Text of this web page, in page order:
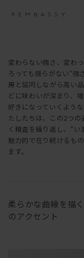
変わらない強さ、変わ
ろっても揺らがない“強
房と協同しながら高い
どに味わいが深まり、
好きになっていくよう
たしたちは、この2つ
く精査を繰り返し、“い
魅力的で在り続けるも
ます。
柔らかな曲線を描
のアクセント